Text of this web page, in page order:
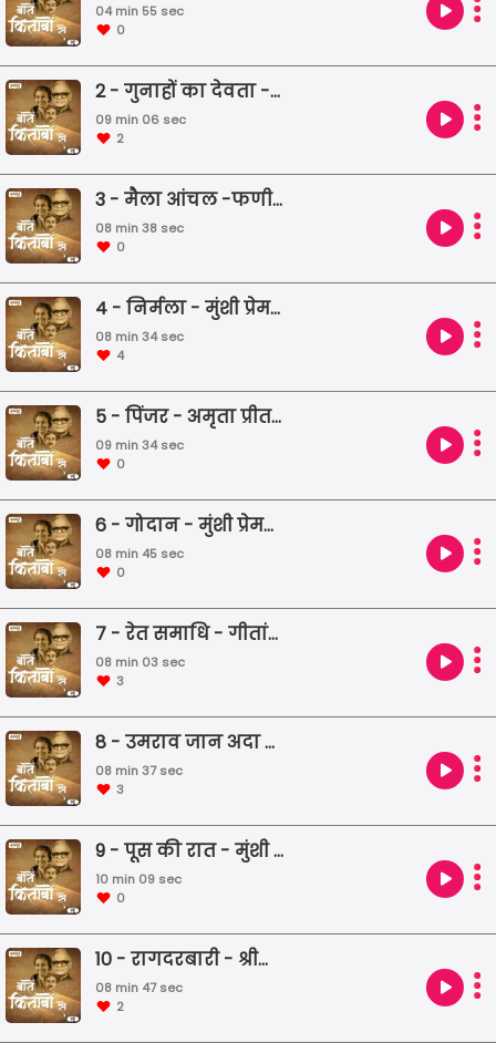
04 min 55 sec
0
2 - गुनाहों का देवता - धर्मवीर भारती
09 min 06 sec
2
3 - मैला आंचल -फणीश्वरनाथ रेणु
08 min 38 sec
0
4 - निर्मला - मुंशी प्रेमचन्द
08 min 34 sec
4
5 - पिंजर - अमृता प्रीतम
09 min 34 sec
0
6 - गोदान - मुंशी प्रेमचंद
08 min 45 sec
0
7 - रेत समाधि - गीतांजलि श्री
08 min 03 sec
3
8 - उमराव जान अदा - मिर्जा़ हादी रुसवा
08 min 37 sec
3
9 - पूस की रात - मुंशी प्रेमचंद
10 min 09 sec
0
10 - रागदरबारी - श्रीलाल शुक्ल
08 min 47 sec
2